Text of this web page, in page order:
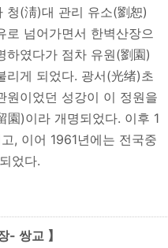
청(淸)대 관리 유소(劉恕)
로 넘어가면서 한벽산장으
하였다가 점차 유원(劉園)
리게 되었다. 광서(光绪)초
원이었던 성강이 이 정원을
園)이라 개명되었다. 이후 1
, 이어 1961년에는 전국중
었다.
- 쌍교 】